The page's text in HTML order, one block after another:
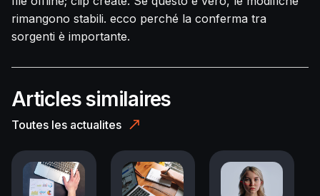
rimangono stabili. ecco perché la conferma tra
sorgenti è importante.
Articles similaires
Toutes les actualites